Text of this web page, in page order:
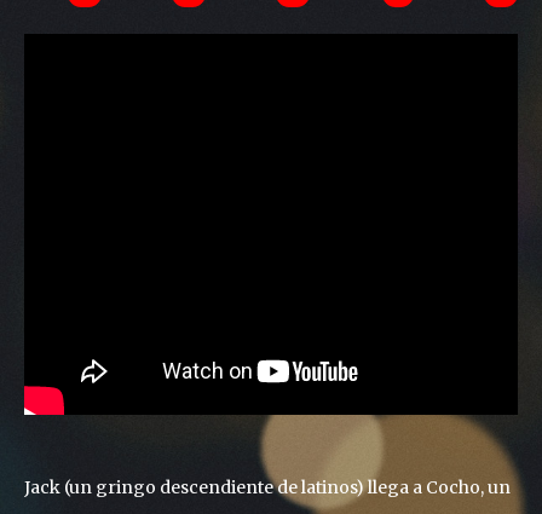
Jack (un gringo descendiente de latinos) llega a Cocho, un